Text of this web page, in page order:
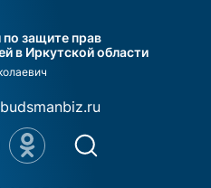
защите прав
в Иркутской области